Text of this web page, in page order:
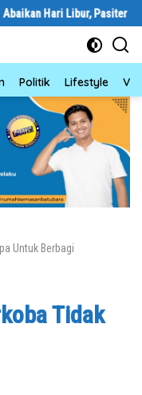
Pasiter Kodim 0208/
Politik Lifestyle
Untuk Berbagi
Tidak